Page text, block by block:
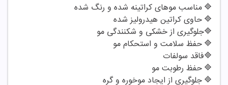
🔷مناسب موهای کراتینه شده و رنگ شده
🔷حاوی کراتین هیدرولیز شده
🔷جلوگیری از خشکی و شکنندگی مو
🔷حفظ سلامت و استحکام مو
🔷فاقد سولفات
🔷حفظ رطوبت مو
🔷جلوگیری از ایجاد موخوره و گره